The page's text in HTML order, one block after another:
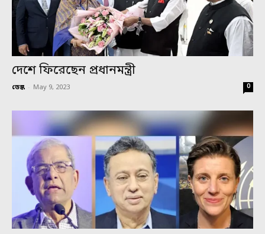
দেশে ফিরেছেন প্রধানমন্ত্রী
ডেস্ক - May 9, 2023 0